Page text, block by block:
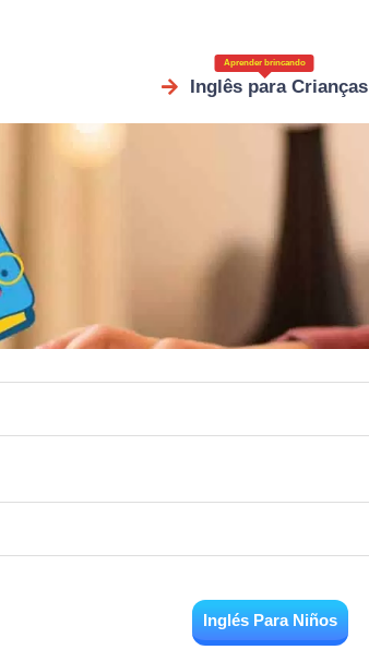
Aprender brincando
Inglês para Crianças
Inglés Para Niños